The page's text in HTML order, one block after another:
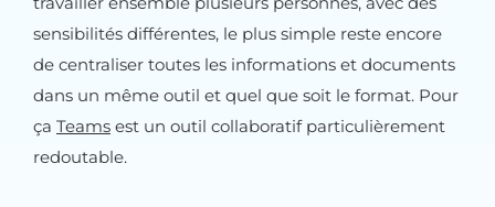
sensibilités différentes, le plus simple reste encore
de centraliser toutes les informations et documents
dans un même outil et quel que soit le format. Pour
ça Teams est un outil collaboratif particulièrement
redoutable.